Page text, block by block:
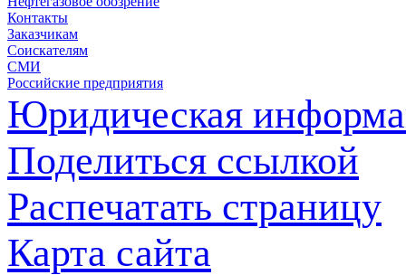
Контакты
Заказчикам
Соискателям
СМИ
Российские предприятия
Юридическая
Поделиться ссылкой
Распечатать страницу
Карта сайта